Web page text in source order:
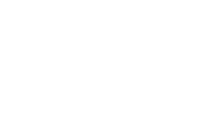
き作成されるも
をご了承くださ
御機器販売店・
1000ppm以下、
以下、フタル酸ジブチ
類) : 1000ppm、
1000ppm、
要な手段を講じ
に通知します。
、取り引きをい